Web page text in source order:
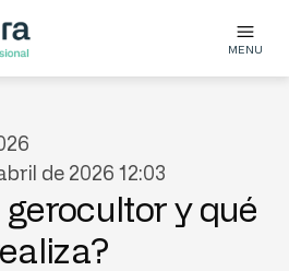
MENU
de 2026 12:03
gerocultor y qué